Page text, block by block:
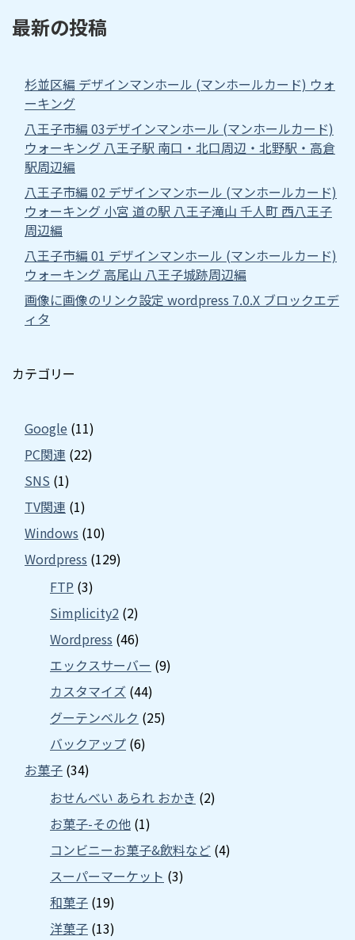
最新の投稿
杉並区編 デザインマンホール (マンホールカード) ウォ
ーキング
八王子市編 03デザインマンホール (マンホールカード)
ウォーキング 八王子駅 南口・北口周辺・北野駅・高倉
駅周辺編
八王子市編 02 デザインマンホール (マンホールカード)
ウォーキング 小宮 道の駅 八王子滝山 千人町 西八王子
周辺編
八王子市編 01 デザインマンホール (マンホールカード)
ウォーキング 高尾山 八王子城跡周辺編
画像に画像のリンク設定 wordpress 7.0.X ブロックエデ
ィタ
カテゴリー
Google (11)
PC関連 (22)
SNS (1)
TV関連 (1)
Windows (10)
Wordpress (129)
FTP (3)
Simplicity2 (2)
Wordpress (46)
エックスサーバー (9)
カスタマイズ (44)
グーテンベルク (25)
バックアップ (6)
お菓子 (34)
おせんべい あられ おかき (2)
お菓子-その他 (1)
コンビニーお菓子&飲料など (4)
スーパーマーケット (3)
和菓子 (19)
洋菓子 (13)